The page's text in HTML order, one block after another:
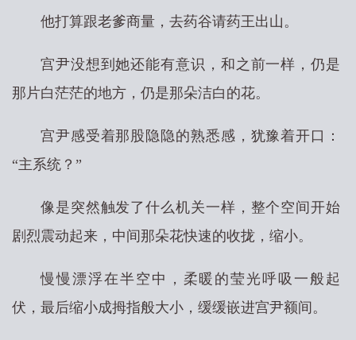
他打算跟老爹商量，去药谷请药王出山。
宫尹没想到她还能有意识，和之前一样，仍是
那片白茫茫的地方，仍是那朵洁白的花。
宫尹感受着那股隐隐的熟悉感，犹豫着开口：
“主系统？”
像是突然触发了什么机关一样，整个空间开始
剧烈震动起来，中间那朵花快速的收拢，缩小。
慢慢漂浮在半空中，柔暖的莹光呼吸一般起
伏，最后缩小成拇指般大小，缓缓嵌进宫尹额间。